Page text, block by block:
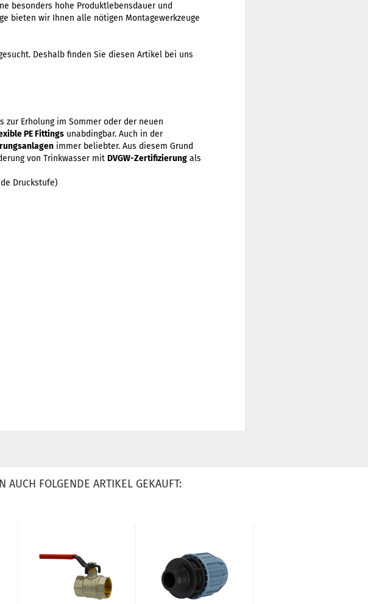
besonders hohe Produktlebensdauer und
bieten wir Ihnen alle nötigen Montagewerkzeuge
Deshalb finden Sie diesen Artikel bei uns
Erholung im Sommer oder der neuen
PE Fittings unabdingbar. Auch in der
immer beliebter. Aus diesem Grund
von Trinkwasser mit DVGW-Zertifizierung als
Druckstufe)
AUCH FOLGENDE ARTIKEL GEKAUFT: